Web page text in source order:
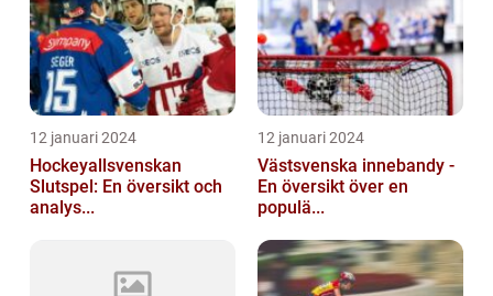
12 januari 2024
Hockeyallsvenskan
Slutspel: En översikt och
analys...
12 januari 2024
Västsvenska innebandy -
En översikt över en
populä...